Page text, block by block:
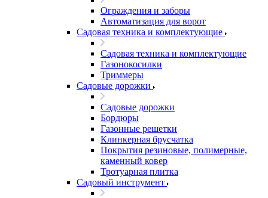
Ограждения и заборы
Автоматизация для ворот
Садовая техника и комплектующие
Садовая техника и комплектующие
Газонокосилки
Триммеры
Садовые дорожки
Садовые дорожки
Бордюры
Газонные решетки
Клинкерная брусчатка
Покрытия резиновые, полимерные,
каменный ковер
Тротуарная плитка
Садовый инструмент